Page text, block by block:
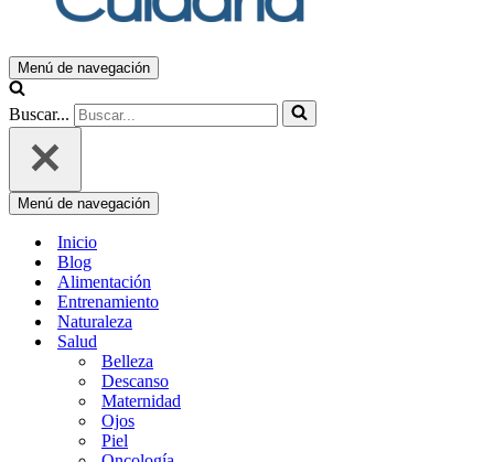
Menú de navegación
Buscar...
Menú de navegación
Inicio
Blog
Alimentación
Entrenamiento
Naturaleza
Salud
Belleza
Descanso
Maternidad
Ojos
Piel